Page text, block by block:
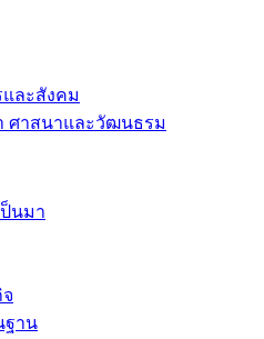
ละสังคม
ศาสนาและวัฒนธรม
นมา
ฐาน